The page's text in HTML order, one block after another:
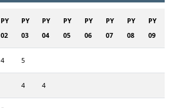
PY
02
PY
03
PY
04
PY
05
PY
06
PY
07
PY
08
PY
09
4 5
4 4